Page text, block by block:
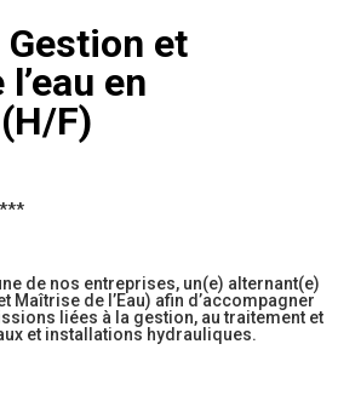
et
en
F)
de nos entreprises, un(e) alternant(e)
Maîtrise de l’Eau) afin d’accompagner
liées à la gestion, au traitement et
et installations hydrauliques.